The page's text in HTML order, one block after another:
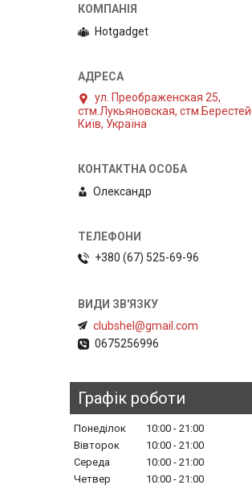
Hotgadget
ул. Преображенская 25,
стм.Лукьяновская,
Київ, Україна
Олександр
+380 (67) 525-69-96
clubshel@gmail.com
0675256996
Графік роботи
Понеділок 10:00
21:00
Вівторок
10:00
21:00
Середа
10:00
21:00
Четвер
10:00
21:00